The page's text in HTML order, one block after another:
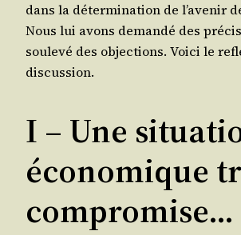
dans la déter­mi­na­tion de l’a­ve­nir
Nous lui avons deman­dé des
sou­le­vé des objec­tions. Voi­ci le
discussion.
I – Une
économique
compromise…